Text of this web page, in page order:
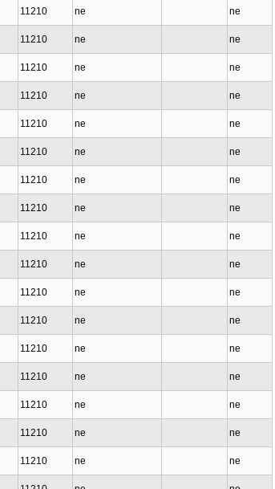
11210 ne ne
11210 ne ne
11210 ne ne
11210 ne ne
11210 ne ne
11210 ne ne
11210 ne ne
11210 ne ne
11210 ne ne
11210 ne ne
11210 ne ne
11210 ne ne
11210 ne ne
11210 ne ne
11210 ne ne
11210 ne ne
11210 ne ne